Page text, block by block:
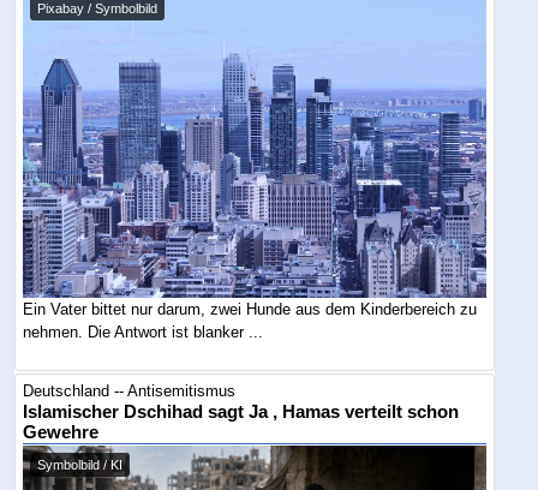
Pixabay / Symbolbild
Ein Vater bittet nur darum, zwei Hunde aus dem Kinderbereich zu
nehmen. Die Antwort ist blanker ...
Deutschland -- Antisemitismus
Islamischer Dschihad sagt Ja , Hamas verteilt schon
Gewehre
Symbolbild / KI